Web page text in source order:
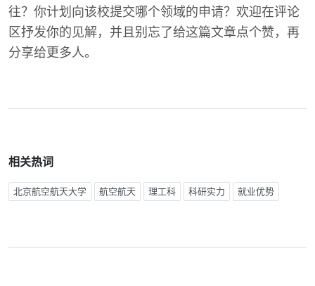
往？你计划向该校提交哪个领域的申请？欢迎在评论
区抒发你的见解，并且别忘了给这篇文章点个赞，再
分享给更多人。
相关热词
北京航空航天大学 航空航天 理工科 科研实力 就业优势